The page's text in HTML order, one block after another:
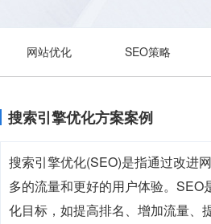
网站优化 SEO策略
搜索引擎优化方案案例
搜索引擎优化(SEO)是指通过改进
多的流量和更好的用户体验。
化目标，如提高排名、增加流量、